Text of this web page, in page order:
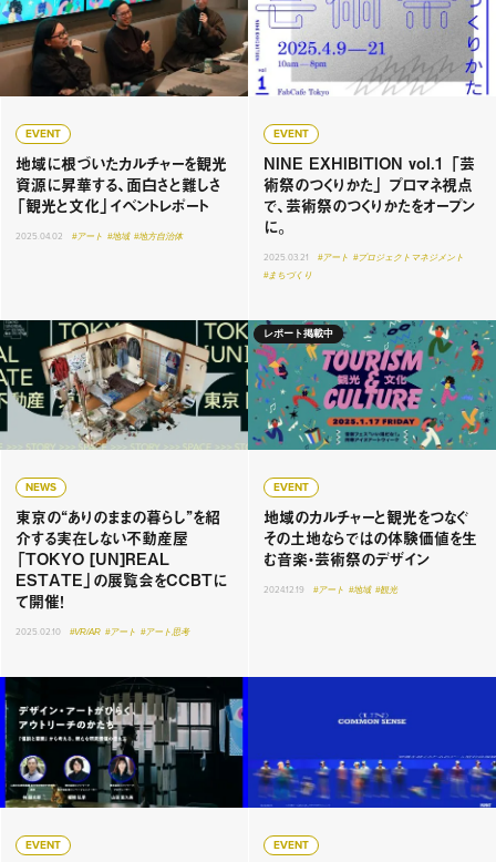
EVENT
地域に根づいたカルチャーを観光
資源に昇華する、面白さと難しさ
「観光と文化」イベントレポート
2025.04.02 #アート #地域 #地方自治体
EVENT
NINE EXHIBITION vol.1 「芸
術祭のつくりかた」 プロマネ視点
で、芸術祭のつくりかたをオープン
に。
2025.03.21 #アート #プロジェクトマネジメント
#まちづくり
NEWS
東京の“ありのままの暮らし”を紹
介する実在しない不動産屋
「TOKYO [UN]REAL
ESTATE」の展覧会をCCBTに
て開催！
2025.02.10 #VR/AR #アート #アート思考
レポート掲載中
EVENT
地域のカルチャーと観光をつなぐ
その土地ならではの体験価値を生
む音楽・芸術祭のデザイン
2024.12.19 #アート #地域 #観光
EVENT EVENT